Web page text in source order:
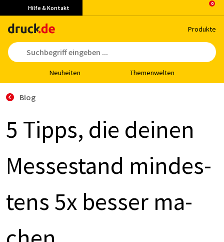
Hilfe & Kontakt
Pro­duk­te
Neu­hei­ten The­men­wel­ten
Blog
5 Tipps, die dei­nen
Mes­se­stand min­des­
tens 5x bes­ser ma­